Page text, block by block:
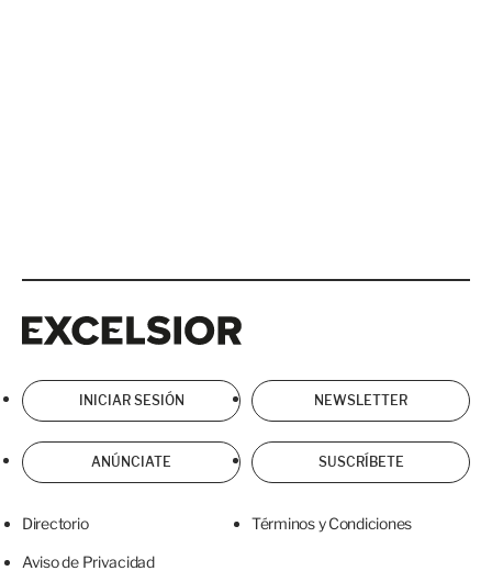
INICIAR SESIÓN NEWSLETTER
ANÚNCIATE SUSCRÍBETE
Directorio Términos y Condiciones
Aviso de Privacidad